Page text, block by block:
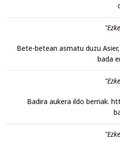
Bete-betean asmatu duzu
bada
Badira aukera ildo berriak.